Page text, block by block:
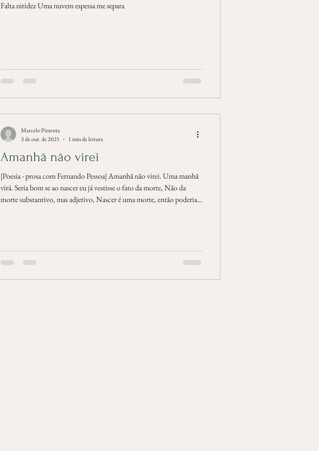
Falta nitidez Uma nuvem espessa me separa
Amanhã não virei
|Poesia - prosa com Fernando Pessoa| Amanhã não virei. Uma manhã
virá. Seria bom se ao nascer eu já vestisse o fato da morte, Não da
morte substantivo, mas adjetivo, Nascer é uma morte, então poderia
Marcelo Pimenta
3 de out. de 2025
1 min de leitura